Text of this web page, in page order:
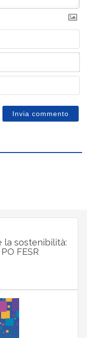
la sostenibilità:
FESR